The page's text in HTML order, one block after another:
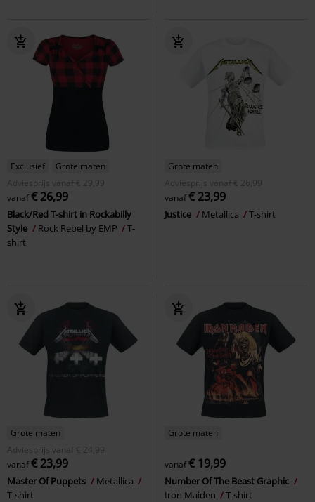
Exclusief
Grote maten
Adviesprijs
vanaf € 29,99
vanaf€ 26,99
Black/Red T-shirt in Rockabilly
Style
Rock Rebel by EMP
T-
shirt
Grote maten
Adviesprijs
vanaf € 26,99
vanaf€ 23,99
Justice Metallica T-shirt
Grote maten
Adviesprijs
vanaf € 24,99
vanaf€ 23,99
Master Of Puppets
Metallica
T-shirt
Grote maten
vanaf€ 19,99
Number Of The Beast Graphic
Iron Maiden
T-shirt